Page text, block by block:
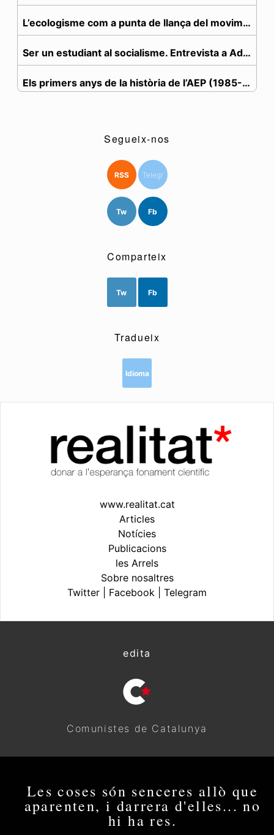
L’ecologisme com a punta de llança del moviment de...
Ser un estudiant al socialisme. Entrevista a Adel ...
Els primers anys de la història de l’AEP (1985-1998)
L'editorial del mes
Segueix-nos
RSS Telegr
Tw Fb
Comparteix
Tw Fb
Tradueix
Idioma
www.realitat.cat
Articles
Notícies
Publicacions
les Arrels
Sobre nosaltres
Twitter
Facebook Telegram
edita
Comunistes de Catalunya
Les coses són senceres allò que
aparenten, i darrera d'elles... no
hi ha res.